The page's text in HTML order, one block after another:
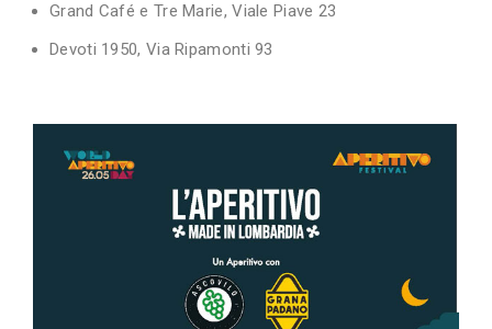
Grand Café e Tre Marie, Viale Piave 23
Devoti 1950, Via Ripamonti 93